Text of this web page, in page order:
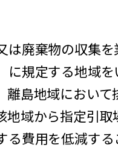
廃棄物の収集を
に規定する地域
離島地域におい
地域から指定引
る費用を低減す